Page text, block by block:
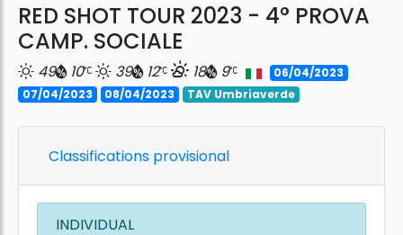
RED SHOT TOUR 2023 - 4° PROVA
CAMP. SOCIALE
49 10 39 12 18 9
06/04/2023
07/04/2023
08/04/2023 TAV Umbriaverde
Classifications provisional
INDIVIDUAL